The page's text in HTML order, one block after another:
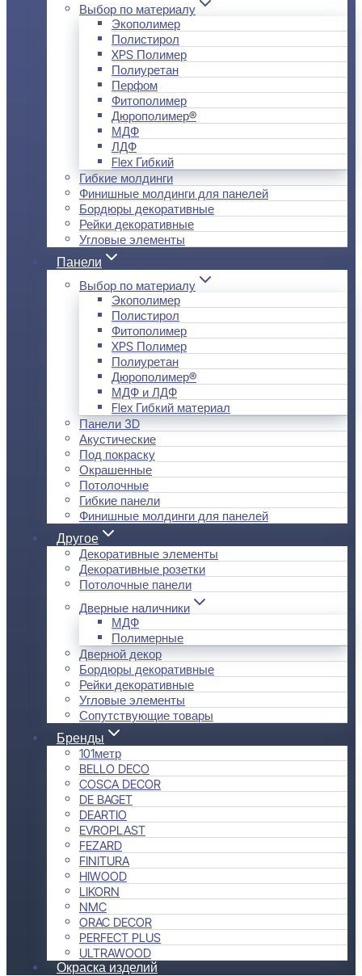
Выбор по материалу
Экополимер
Полистирол
XPS Полимер
Полиуретан
Перфом
Фитополимер
Дюрополимер®
МДФ
ЛДФ
Flex Гибкий
Гибкие молдинги
Финишные молдинги для панелей
Бордюры декоративные
Рейки декоративные
Угловые элементы
Панели
Выбор по материалу
Экополимер
Полистирол
Фитополимер
XPS Полимер
Полиуретан
Дюрополимер®
МДФ и ЛДФ
Flex Гибкий материал
Панели 3D
Акустические
Под покраску
Окрашенные
Потолочные
Гибкие панели
Финишные молдинги для панелей
Другое
Декоративные элементы
Декоративные розетки
Потолочные панели
Дверные наличники
МДФ
Полимерные
Дверной декор
Бордюры декоративные
Рейки декоративные
Угловые элементы
Сопутствующие товары
Бренды
101метр
BELLO DECO
COSCA DECOR
DE BAGET
DEARTIO
EVROPLAST
FEZARD
FINITURA
HIWOOD
LIKORN
NMC
ORAC DECOR
PERFECT PLUS
ULTRAWOOD
Окраска изделий